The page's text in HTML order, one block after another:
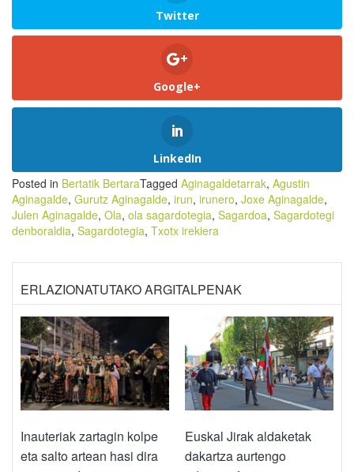
Twitter
Google+
LinkedIn
Posted in Bertatik BertaraTagged Aginagaldetarrak, Agustin
Aginagalde, Gurutz Aginagalde, irun, irunero, Joxe Aginagalde,
Julen Aginagalde, Ola, ola sagardotegia, Sagardoa, Sagardotegi
denboraldia, Sagardotegia, Txotx irekiera
ERLAZIONATUTAKO ARGITALPENAK
Inauteriak zartagin kolpe
eta salto artean hasi dira
Euskal Jirak aldaketak
dakartza aurtengo